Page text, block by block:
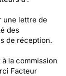
une lettre de
des
de réception.
la commission
Facteur